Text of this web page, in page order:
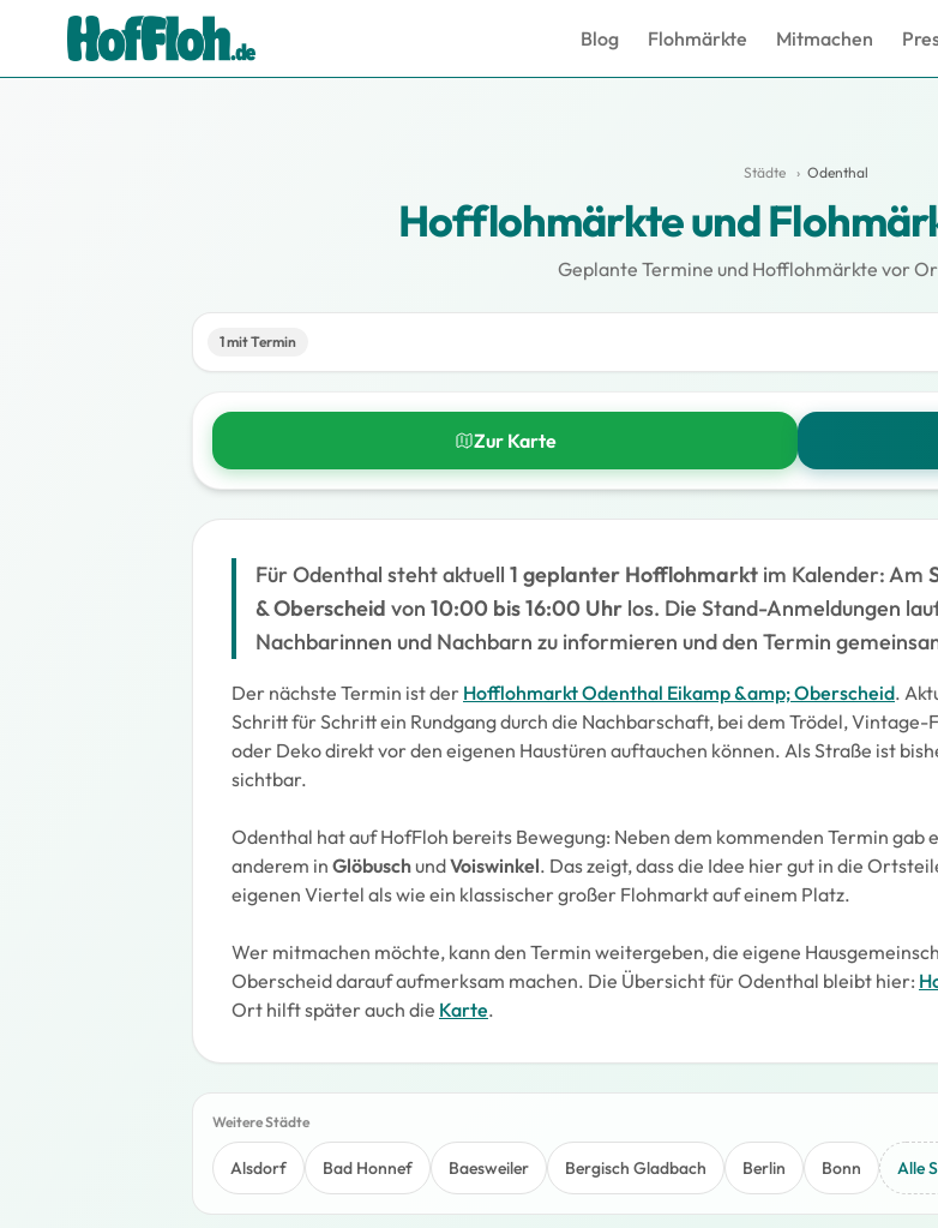
Blog Flohmärkte Mitmachen
Städte › Odenthal
Hofflohmärkte und
Geplante Termine und Hofflohmärkte vor
1 mit Termin
Zur Karte
Für Odenthal steht aktuell 1 geplanter Hofflohmarkt im Kalender: Am
& Oberscheid von 10:00 bis 16:00 Uhr los. Die Stand-Anmeldungen
Nachbarinnen und Nachbarn zu informieren und den Termin
Der nächste Termin ist der Hofflohmarkt Odenthal Eikamp &amp; Oberscheid.
Schritt für Schritt ein Rundgang durch die Nachbarschaft, bei dem Trödel,
oder Deko direkt vor den eigenen Haustüren auftauchen können. Als Straße ist
sichtbar.
Odenthal hat auf HofFloh bereits Bewegung: Neben dem kommenden Termin gab
anderem in Glöbusch undVoiswinkel. Das zeigt, dass die Idee hier gut in die
eigenen Viertel als wie ein klassischer großer Flohmarkt auf einem Platz.
Wer mitmachen möchte, kann den Termin weitergeben, die eigene
Oberscheid darauf aufmerksam machen. Die Übersicht für Odenthal bleibt hier:
Ort hilft später auch die Karte.
Weitere Städte
Alsdorf Bad Honnef Baesweiler Bergisch Gladbach Berlin Bonn Alle